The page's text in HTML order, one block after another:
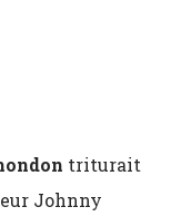
triturait
Johnny